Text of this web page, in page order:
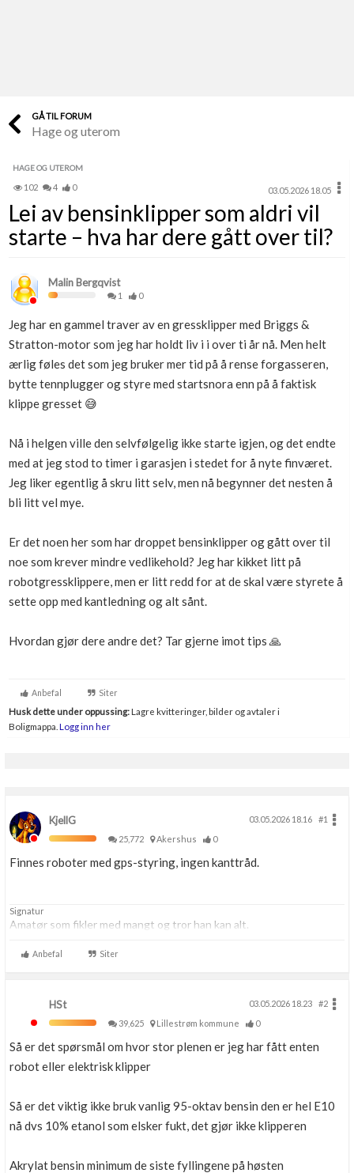
Finn håndverkere
Papirer som mangler
Skaff dokumentasjon som mangler
Se din bolig? Klikk her
Boligmappa+
Få mer ut av Boligmappa
Nytt
GÅ TIL FORUM
Hage og uterom
HAGE OG UTEROM
102 4 0 03.05.2026 18.05
Lei av bensinklipper som aldri vil
starte – hva har dere gått over til?
Malin Bergqvist
1 0
Jeg har en gammel traver av en gressklipper med Briggs &
Stratton-motor som jeg har holdt liv i i over ti år nå. Men helt
ærlig føles det som jeg bruker mer tid på å rense forgasseren,
bytte tennplugger og styre med startsnora enn på å faktisk
klippe gresset 😅
Nå i helgen ville den selvfølgelig ikke starte igjen, og det endte
med at jeg stod to timer i garasjen i stedet for å nyte finværet.
Jeg liker egentlig å skru litt selv, men nå begynner det nesten å
bli litt vel mye.
Er det noen her som har droppet bensinklipper og gått over til
noe som krever mindre vedlikehold? Jeg har kikket litt på
robotgressklippere, men er litt redd for at de skal være styrete å
sette opp med kantledning og alt sånt.
Hvordan gjør dere andre det? Tar gjerne imot tips 🙏
Anbefal Siter
Husk dette under oppussing:Lagre kvitteringer, bilder og avtaler i
Boligmappa. Logg inn her
KjellG 03.05.2026 18.16
#1
25,772
Akershus 0
Finnes roboter med gps-styring, ingen kanttråd.
Signatur
Amatør som fikler med mangt og tror han kan alt.
Anbefal Siter
HSt 03.05.2026 18.23
#2
39,625
Lillestrøm kommune 0
Så er det spørsmål om hvor stor plenen er jeg har fått enten
robot eller elektrisk klipper
Så er det viktig ikke bruk vanlig 95-oktav bensin den er hel E10
nå dvs 10% etanol som elsker fukt, det gjør ikke klipperen
Akrylat bensin minimum de siste fyllingene på høsten